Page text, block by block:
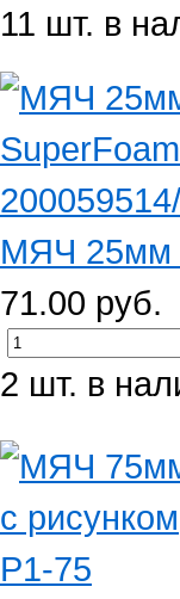
11 шт. в
МЯЧ 25мм
71.00 руб.
2 шт. в